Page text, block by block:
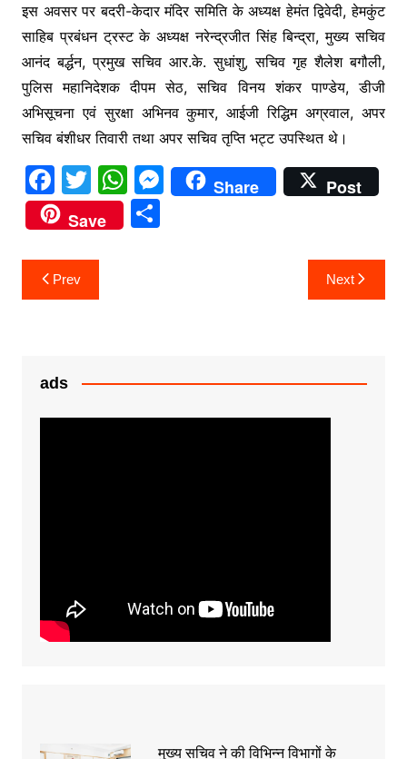
इस अवसर पर बदरी-केदार मंदिर समिति के अध्यक्ष हेमंत द्विवेदी, हेमकुंट
साहिब प्रबंधन ट्रस्ट के अध्यक्ष नरेन्द्रजीत सिंह बिन्द्रा, मुख्य सचिव
आनंद बर्द्धन, प्रमुख सचिव आर.के. सुधांशु, सचिव गृह शैलेश बगौली,
पुलिस महानिदेशक दीपम सेठ, सचिव विनय शंकर पाण्डेय, डीजी
अभिसूचना एवं सुरक्षा अभिनव कुमार, आईजी रिद्धिम अग्रवाल, अपर
सचिव बंशीधर तिवारी तथा अपर सचिव तृप्ति भट्ट उपस्थित थे।
F
a
c
e
b
k
T
w
itt
er
W
h
at
M
e
er
Share
Post
Save
S
Post
navigation
Prev Next
ads
मुख्य सचिव ने की विभिन्न विभागों के